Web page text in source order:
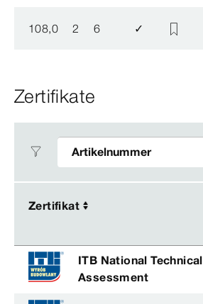
108,0 2 6 ✓
Zertifikate
Zertifikat
Zertifikat
ITB National Technical
Assessment